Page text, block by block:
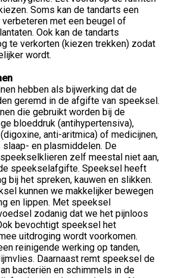
Soms kan de tandarts een
met een beugel of
Ook kan de tandarts
te verkorten (kiezen trekken) zodat
wordt.
hebben als bijwerking dat de
geremd in de afgifte van speeksel.
die gebruikt worden bij de
bloeddruk (antihypertensiva),
anti-aritmica) of medicijnen,
en plasmiddelen. De
zelf meestal niet aan,
speekselafgifte. Speeksel heeft
bij het spreken, kauwen en slikken.
kunnen we makkelijker bewegen
en lippen. Met speeksel
zodanig dat we het pijnloos
bevochtigt speeksel het
uitdroging wordt voorkomen.
reinigende werking op tanden,
Daarnaast remt speeksel de
bacteriën en schimmels in de